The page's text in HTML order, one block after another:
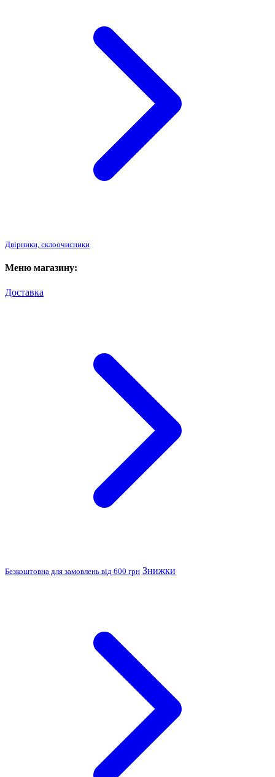
Двірники, склоочисники
Меню магазину:
Доставка
Безкоштовна для замовлень від 600 грн Знижки